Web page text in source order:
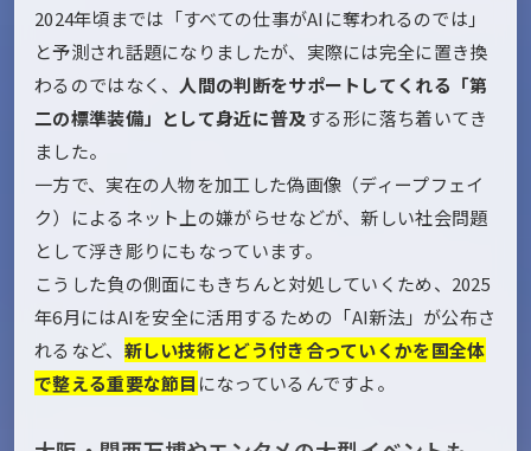
2024年頃までは「すべての仕事がAIに奪われるのでは」
と予測され話題になりましたが、実際には完全に置き換
わるのではなく、 人間の判断をサポートしてくれる「第
二の標準装備」として身近に普及する形に落ち着いてき
ました。
一方で、実在の人物を加工した偽画像（ディープフェイ
ク）によるネット上の嫌がらせなどが、新しい社会問題
として浮き彫りにもなっています。
こうした負の側面にもきちんと対処していくため、2025
年6月にはAIを安全に活用するための「AI新法」が公布さ
れるなど、 新しい技術とどう付き合っていくかを国全体
で整える重要な節目 になっているんですよ。